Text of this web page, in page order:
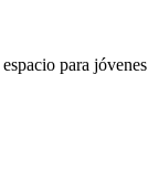
para jóvenes